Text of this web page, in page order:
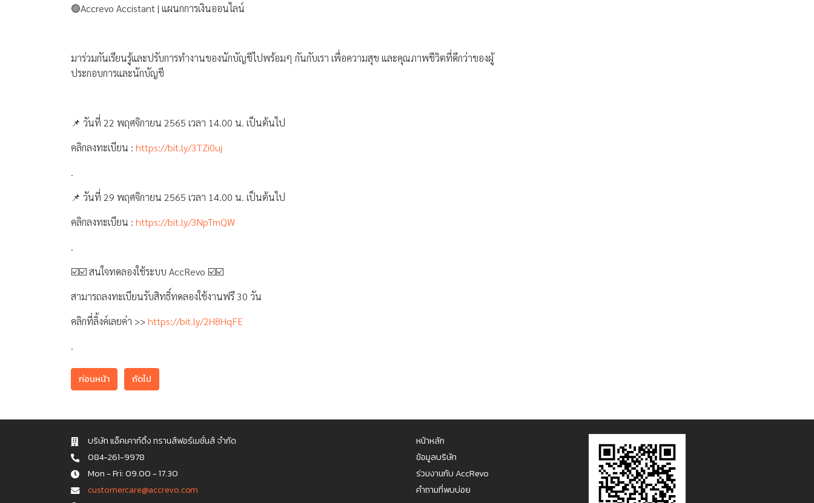
🟢Accrevo Accistant | แผนกการเงินออนไลน์
มาร่วมกันเรียนรู้และปรับการทำงานของนักบัญชีไปพร้อมๆ กันกับเรา เพื่อความสุข และคุณภาพชีวิตที่ดีกว่าของผู้
ประกอบการและนักบัญชี
📌 วันที่ 22 พฤศจิกายน 2565 เวลา 14.00 น. เป็นต้นไป
คลิกลงทะเบียน : https://bit.ly/3TZi0uj
.
📌 วันที่ 29 พฤศจิกายน 2565 เวลา 14.00 น. เป็นต้นไป
คลิกลงทะเบียน : https://bit.ly/3NpTmQW
.
☑️☑️ สนใจทดลองใช้ระบบ AccRevo ☑️☑️
สามารถลงทะเบียนรับสิทธิ์ทดลองใช้งานฟรี 30 วัน
คลิกที่ลิ้งค์เลยค่า >>https://bit.ly/2H8HqFE
.
ก่อนหน้า ถัดไป
บริษัท แอ็คเคาท์ติ้ง ทรานส์ฟอร์เมชั่นส์ จำกัด
084-261-9978
Mon - Fri: 09.00 - 17.30
c u s t o m e r c a r e @ a c c r e v o . c o m
หน้าหลัก
ข้อมูลบริษัท
ร่วมงานกับ AccRevo
คำถามที่พบบ่อย